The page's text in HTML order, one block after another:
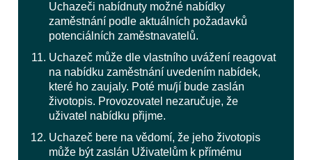
Uchazeči nabídnuty možné nabídky
zaměstnání podle aktuálních požadavků
potenciálních zaměstnavatelů.
Uchazeč může dle vlastního uvážení reagovat
na nabídku zaměstnání uvedením nabídek,
které ho zaujaly. Poté mu/jí bude zaslán
životopis. Provozovatel nezaručuje, že
uživatel nabídku přijme.
Uchazeč bere na vědomí, že jeho životopis
může být zaslán Uživatelům k přímému